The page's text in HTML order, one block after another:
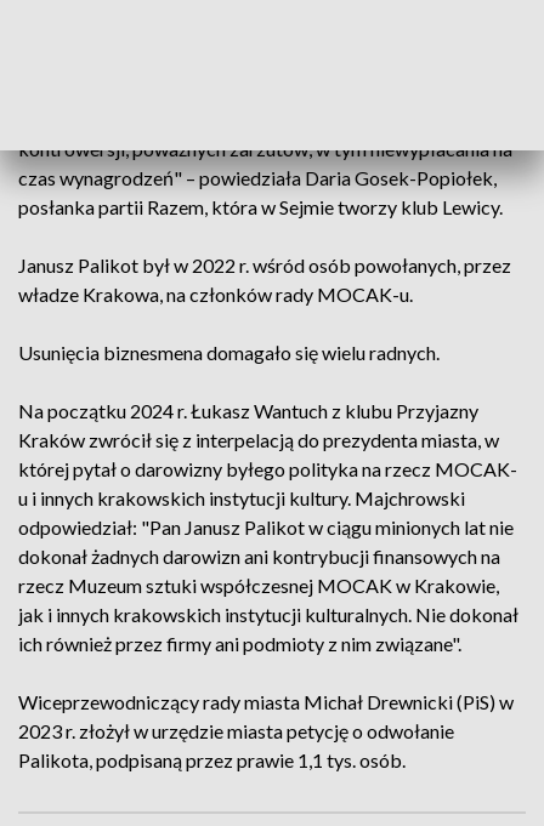
kontrowersji, poważnych zarzutów, w tym niewypłacania na
czas wynagrodzeń" – powiedziała Daria Gosek-Popiołek,
posłanka partii Razem, która w Sejmie tworzy klub Lewicy.
Janusz Palikot był w 2022 r. wśród osób powołanych, przez
władze Krakowa, na członków rady MOCAK-u.
Usunięcia biznesmena domagało się wielu radnych.
Na początku 2024 r. Łukasz Wantuch z klubu Przyjazny
Kraków zwrócił się z interpelacją do prezydenta miasta, w
której pytał o darowizny byłego polityka na rzecz MOCAK-
u i innych krakowskich instytucji kultury. Majchrowski
odpowiedział: "Pan Janusz Palikot w ciągu minionych lat nie
dokonał żadnych darowizn ani kontrybucji finansowych na
rzecz Muzeum sztuki współczesnej MOCAK w Krakowie,
jak i innych krakowskich instytucji kulturalnych. Nie dokonał
ich również przez firmy ani podmioty z nim związane".
Wiceprzewodniczący rady miasta Michał Drewnicki (PiS) w
2023 r. złożył w urzędzie miasta petycję o odwołanie
Palikota, podpisaną przez prawie 1,1 tys. osób.